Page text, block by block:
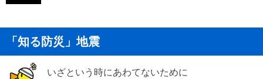
「知る防災」地震
いざという時にあわてないために